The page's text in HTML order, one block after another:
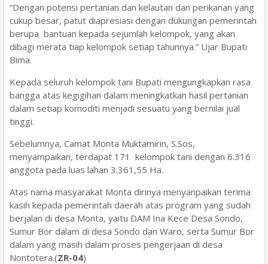
“Dengan potensi pertanian dan kelautan dan perikanan yang
cukup besar, patut diapresiasi dengan dukungan pemerintah
berupa bantuan kepada sejumlah kelompok, yang akan
dibagi merata tiap kelompok setiap tahunnya.” Ujar Bupati
Bima.
Kepada seluruh kelompok tani Bupati mengungkapkan rasa
bangga atas kegigihan dalam meningkatkan hasil pertanian
dalam setiap komoditi menjadi sesuatu yang bernilai jual
tinggi.
Sebelumnya, Camat Monta Muktamirin, S.Sos,
menyampaikan, terdapat 171 kelompok tani dengan 6.316
anggota pada luas lahan 3.361,55 Ha.
Atas nama masyarakat Monta dirinya menyanpaikan terima
kasih kepada pemerintah daerah atas program yang sudah
berjalan di desa Monta, yaitu DAM Ina Kece Desa Sondo,
Sumur Bor dalam di desa Sondo dan Waro, serta Sumur Bor
dalam yang masih dalam proses pengerjaan di desa
Nontotera.(ZR-04)